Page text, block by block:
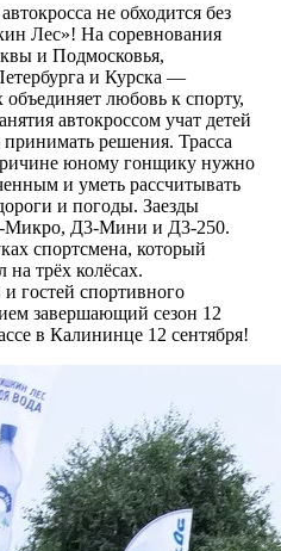
не обходится без
Лес»! На соревнования
и Подмосковья,
и Курска —
любовь к спорту,
автокроссом учат детей
решения. Трасса
юному гонщику нужно
и уметь рассчитывать
и погоды. Заезды
Микро, Д3-Мини и Д3-250.
спортсмена, который
трёх колёсах.
гостей спортивного
завершающий сезон 12
в Калининце 12 сентября!